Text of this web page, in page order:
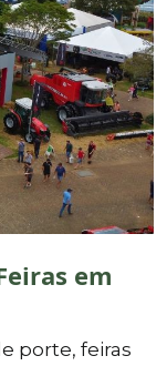
em
porte, feiras